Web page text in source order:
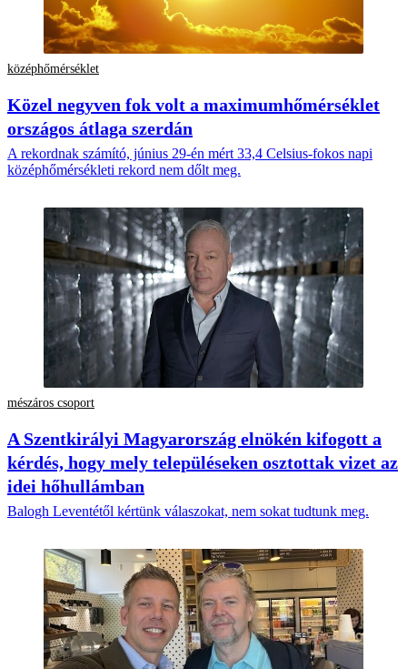
középhőmérséklet
Közel negyven fok volt a maximumhőmérséklet
országos átlaga szerdán
A rekordnak számító, június 29-én mért 33,4 Celsius-fokos napi
középhőmérsékleti rekord nem dőlt meg.
mészáros csoport
A Szentkirályi Magyarország elnökén kifogott a
kérdés, hogy mely településeken osztottak vizet az
idei hőhullámban
Balogh Leventétől kértünk válaszokat, nem sokat tudtunk meg.